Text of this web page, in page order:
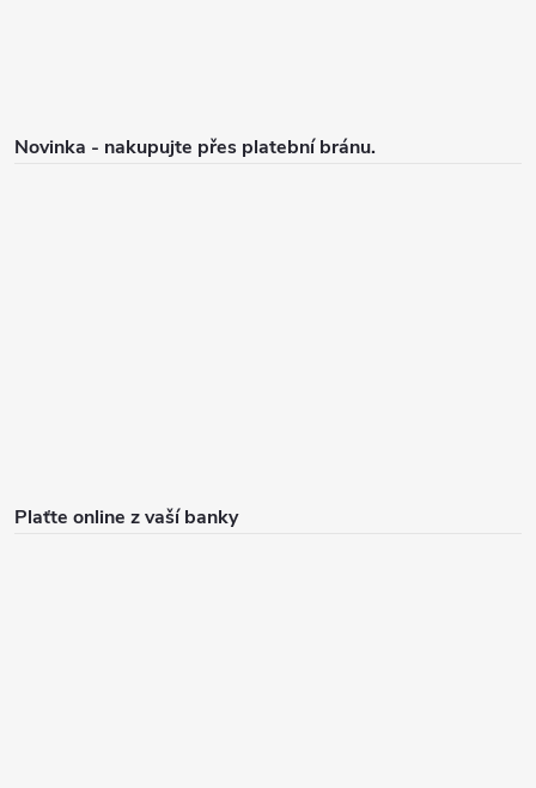
Novinka - nakupujte přes platební bránu.
Plaťte online z vaší banky